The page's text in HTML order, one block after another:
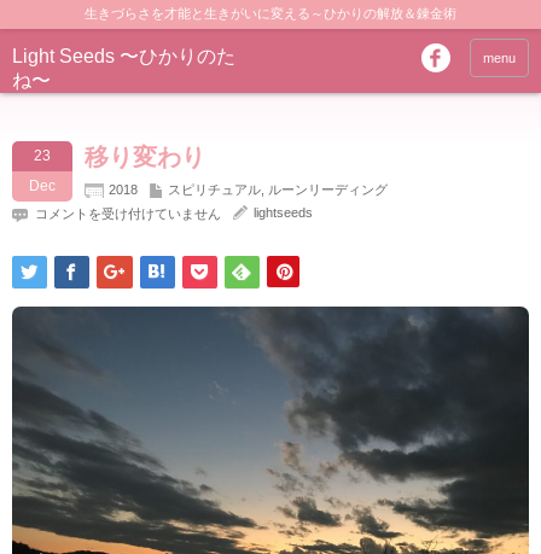
生きづらさを才能と生きがいに変える～ひかりの解放＆錬金術
Light Seeds 〜ひかりのた
ね〜
menu
23
Dec
移り変わり
2018 スピリチュアル
ルーンリーディング
移
わ
り
コメントを受け付けていません lightseeds